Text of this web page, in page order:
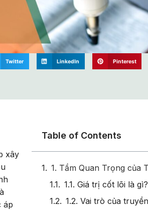
Twitter LinkedIn Pinterest
xây
áp
Table of Contents
1.1. Giá trị cốt lõi là gì?